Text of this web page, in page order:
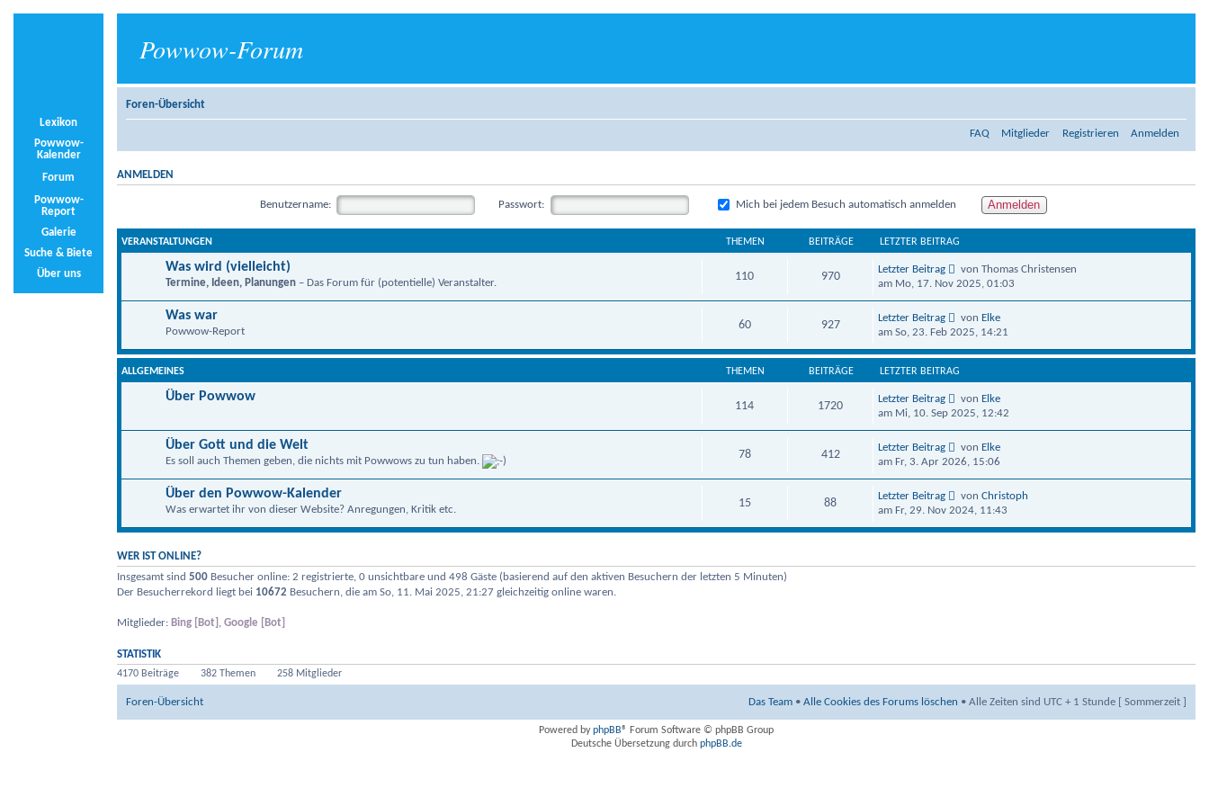
Powwow-Forum
Lexikon
Powwow-
Kalender
Forum
Powwow-
Report
Galerie
Suche & Biete
Über uns
Foren-Übersicht
FAQ Mitglieder Registrieren Anmelden
ANMELDEN
Benutzername: Passwort: Mich bei jedem Besuch automatisch anmelden
VERANSTALTUNGEN THEMEN BEITRÄGE LETZTER BEITRAG
Was wird (vielleicht)
Termine, Ideen, Planungen – Das Forum für (potentielle) Veranstalter. 110 970
Letzter Beitrag
von Thomas Christensen
am Mo, 17. Nov 2025, 01:03
Was war
Powwow-Report 60 927
Letzter Beitrag von Elke
am So, 23. Feb 2025, 14:21
ALLGEMEINES THEMEN BEITRÄGE LETZTER BEITRAG
Über Powwow
114 1720
Letzter Beitrag von Elke
am Mi, 10. Sep 2025, 12:42
Über Gott und die Welt
Es soll auch Themen geben, die nichts mit Powwows zu tun haben. 78 412
Letzter Beitrag von Elke
am Fr, 3. Apr 2026, 15:06
Über den Powwow-Kalender
Was erwartet ihr von dieser Website? Anregungen, Kritik etc. 15 88
Letzter Beitrag vonChristoph
am Fr, 29. Nov 2024, 11:43
WER IST ONLINE?
Insgesamt sind 500 Besucher online: 2 registrierte, 0 unsichtbare und 498 Gäste (basierend auf den aktiven Besuchern der letzten 5 Minuten)
Der Besucherrekord liegt bei 10672 Besuchern, die am So, 11. Mai 2025, 21:27 gleichzeitig online waren.
Mitglieder: Bing [Bot] , Google [Bot]
STATISTIK
4170 Beiträge
382 Themen 258 Mitglieder
Foren-Übersicht Das Team • Alle Cookies des Forums löschen • Alle Zeiten sind UTC + 1 Stunde [ Sommerzeit ]
Powered byphpBB® Forum Software © phpBB Group
Deutsche Übersetzung durch phpBB.de